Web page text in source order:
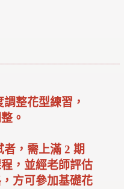
整花型練習，
。
，需上滿 2 期
，並經老師評估
方可參加基礎花